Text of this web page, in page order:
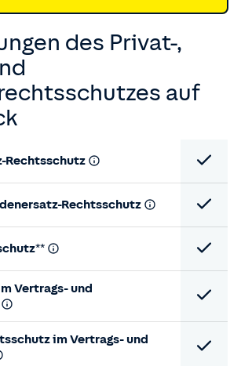
des Privat-,
auf
Rechtsschutz
Rechtsschutz
Vertrags- und
im Vertrags- und